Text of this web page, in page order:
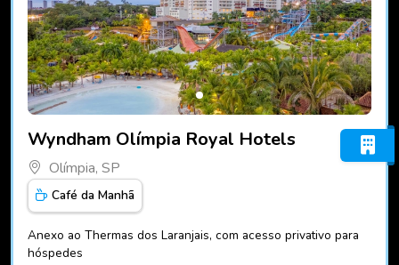
Wyndham Olímpia Royal Hotels
Olímpia, SP
Café da Manhã
Anexo ao Thermas dos Laranjais, com acesso privativo para
hóspedes